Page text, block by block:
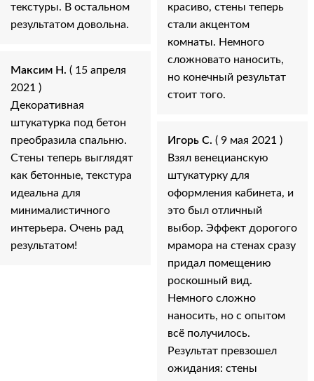
текстуры. В остальном
результатом довольна.
Максим Н. ( 15 апреля
2021 )
Декоративная
штукатурка под бетон
преобразила спальню.
Стены теперь выглядят
как бетонные, текстура
идеальна для
минималистичного
интерьера. Очень рад
результатом!
красиво, стены теперь
стали акцентом
комнаты. Немного
сложновато наносить,
но конечный результат
стоит того.
Игорь С. ( 9 мая 2021 )
Взял венецианскую
штукатурку для
оформления кабинета, и
это был отличный
выбор. Эффект дорогого
мрамора на стенах сразу
придал помещению
роскошный вид.
Немного сложно
наносить, но с опытом
всё получилось.
Результат превзошел
ожидания: стены